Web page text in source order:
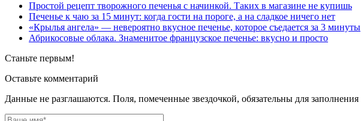
Простой рецепт творожного печенья с начинкой. Таких в магазине не купишь
Печенье к чаю за 15 минут: когда гости на пороге, а на сладкое ничего нет
«Крылья ангела» — невероятно вкусное печенье, которое съедается за 3 минуты
Абрикосовые облака. Знаменитое французское печенье: вкусно и просто
Станьте первым!
Оставьте комментарий
Данные не разглашаются. Поля, помеченные звездочкой, обязательны для заполнения